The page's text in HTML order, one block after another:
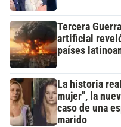
Tercera
artificial
países
La historia
mujer", la
caso de una
marido